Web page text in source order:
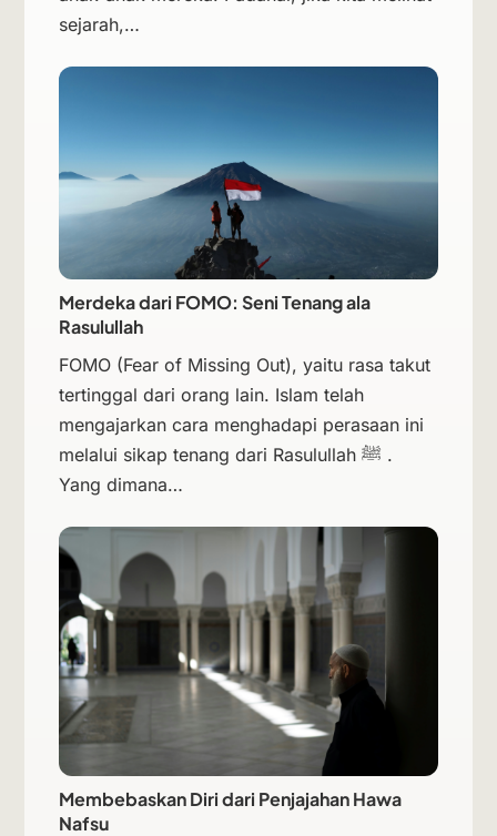
sejarah,…
Merdeka dari FOMO: Seni Tenang ala
Rasulullah
FOMO (Fear of Missing Out), yaitu rasa takut
tertinggal dari orang lain. Islam telah
mengajarkan cara menghadapi perasaan ini
melalui sikap tenang dari Rasulullah ﷺ .
Yang dimana…
Membebaskan Diri dari Penjajahan Hawa
Nafsu